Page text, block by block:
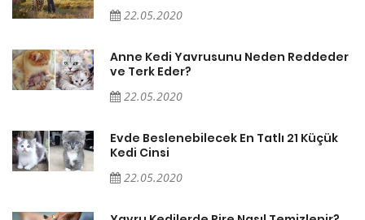
22.05.2020
Anne Kedi Yavrusunu Neden Reddeder
ve Terk Eder?
22.05.2020
Evde Beslenebilecek En Tatlı 21 Küçük
Kedi Cinsi
22.05.2020